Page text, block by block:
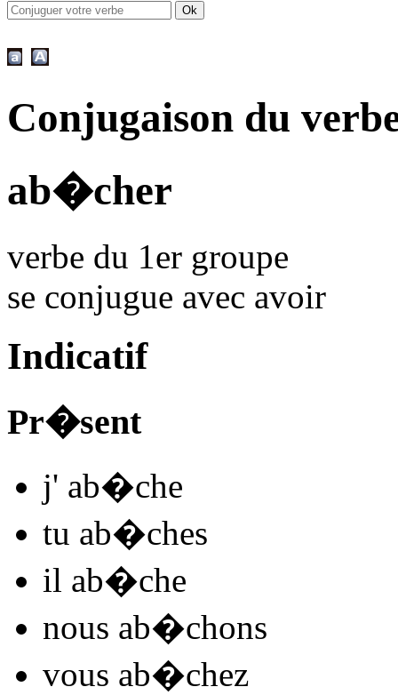
Conjugaison du
ab�cher
verbe du 1er groupe
se conjugue avec avoir
Indicatif
Pr�sent
j' ab�che
tu ab�ches
il ab�che
nous ab�chons
vous ab�chez